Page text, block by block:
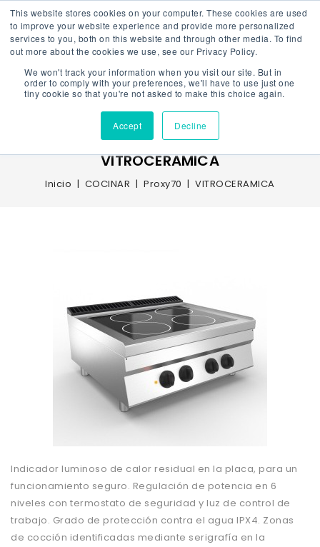
This website stores cookies on your computer. These cookies are used
to improve your website experience and provide more personalized
services to you, both on this website and through other media. To find
out more about the cookies we use, see our Privacy Policy.
We won't track your information when you visit our site. But in
order to comply with your preferences, we'll have to use just one
tiny cookie so that you're not asked to make this choice again.
Accept Decline
Menu
VITROCERAMICA
Inicio COCINAR Proxy70 VITROCERAMICA
Indicador luminoso de calor residual en la placa, para un
funcionamiento seguro. Regulación de potencia en 6
niveles con termostato de seguridad y luz de control de
trabajo. Grado de protección contra el agua IPX4. Zonas
de cocción identificadas mediante serigrafía en la